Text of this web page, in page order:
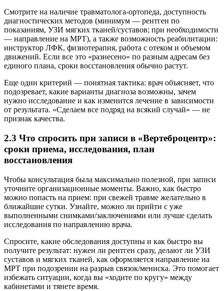
Смотрите на наличие травматолога-ортопеда, доступность
диагностических методов (минимум — рентген по
показаниям, УЗИ мягких тканей/суставов; при необходимости
— направление на МРТ), а также возможность реабилитации:
инструктор ЛФК, физиотерапия, работа с отеком и объемом
движений. Если все это «разнесено» по разным адресам без
единого плана, сроки восстановления обычно растут.
Еще один критерий — понятная тактика: врач объясняет, что
подозревает, какие варианты диагноза возможны, зачем
нужно исследование и как изменится лечение в зависимости
от результата. «Сделаем все подряд на всякий случай» — не
признак качества.
2.3 Что спросить при записи в «Вертеброцентр»:
сроки приема, исследования, план
восстановления
Чтобы консультация была максимально полезной, при записи
уточните организационные моменты. Важно, как быстро
можно попасть на прием: при свежей травме желательно в
ближайшие сутки. Узнайте, можно ли прийти с уже
выполненными снимками/заключениями или лучше сделать
исследования по направлению врача.
Спросите, какие обследования доступны и как быстро вы
получите результат: нужен ли рентген сразу, делают ли УЗИ
суставов и мягких тканей, как оформляется направление на
МРТ при подозрении на разрыв связок/мениска. Это помогает
избежать ситуации, когда вы «ходите по кругу» между
кабинетами и тянете время.